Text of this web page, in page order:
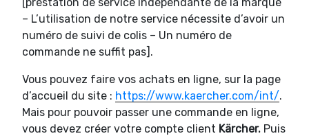
– L’utilisation de notre service nécessite d’avoir un
numéro de suivi de colis – Un numéro de
commande ne suffit pas].
Vous pouvez faire vos achats en ligne, sur la page
d’accueil du site : https://www.kaercher.com/int/.
Mais pour pouvoir passer une commande en ligne,
vous devez créer votre compte client Kärcher. Puis